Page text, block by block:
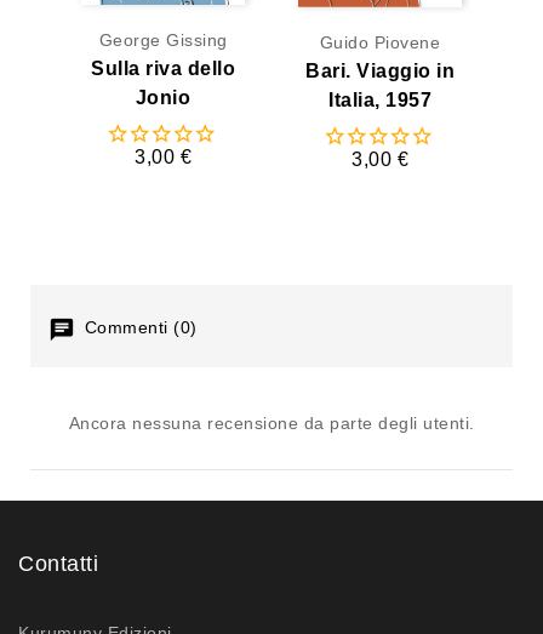
George Gissing
Sulla riva dello
Jonio
3,00 €
Guido Piovene
Bari. Viaggio in
Italia, 1957
3,00 €
Commenti (0)
Ancora nessuna recensione da parte degli utenti.
Contatti